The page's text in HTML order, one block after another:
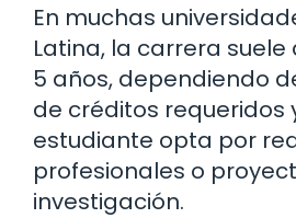
En muchas
Latina, la carrera
5 años, dependiendo
de créditos requeridos
estudiante opta por
profesionales o
investigación.